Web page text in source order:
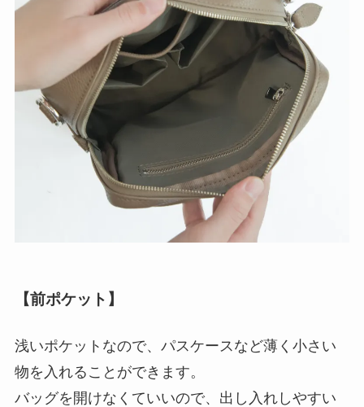
【前ポケット】
浅いポケットなので、パスケースなど薄く小さい
物を入れることができます。
バッグを開けなくていいので、出し入れしやすい